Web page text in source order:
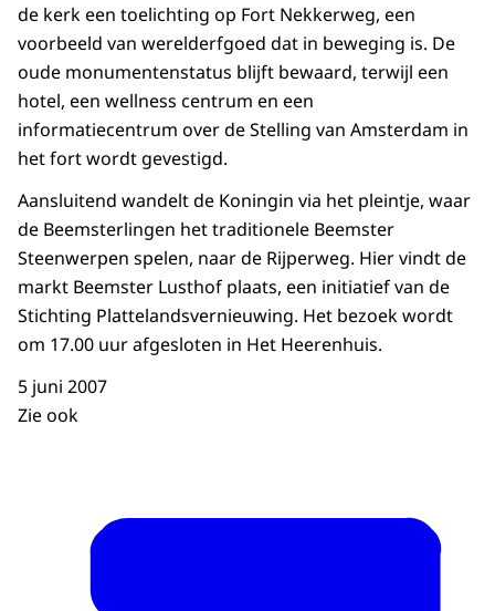
de kerk een toelichting op Fort Nekkerweg, een
voorbeeld van werelderfgoed dat in beweging is. De
oude monumentenstatus blijft bewaard, terwijl een
hotel, een wellness centrum en een
informatiecentrum over de Stelling van Amsterdam in
het fort wordt gevestigd.
Aansluitend wandelt de Koningin via het pleintje, waar
de Beemsterlingen het traditionele Beemster
Steenwerpen spelen, naar de Rijperweg. Hier vindt de
markt Beemster Lusthof plaats, een initiatief van de
Stichting Plattelandsvernieuwing. Het bezoek wordt
om 17.00 uur afgesloten in Het Heerenhuis.
5 juni 2007
Zie ook